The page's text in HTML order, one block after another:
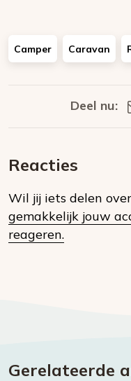
Camper Caravan
Deel nu:
Reacties
Wil jij iets delen
gemakkelijk jouw
reageren.
Gerelateerde